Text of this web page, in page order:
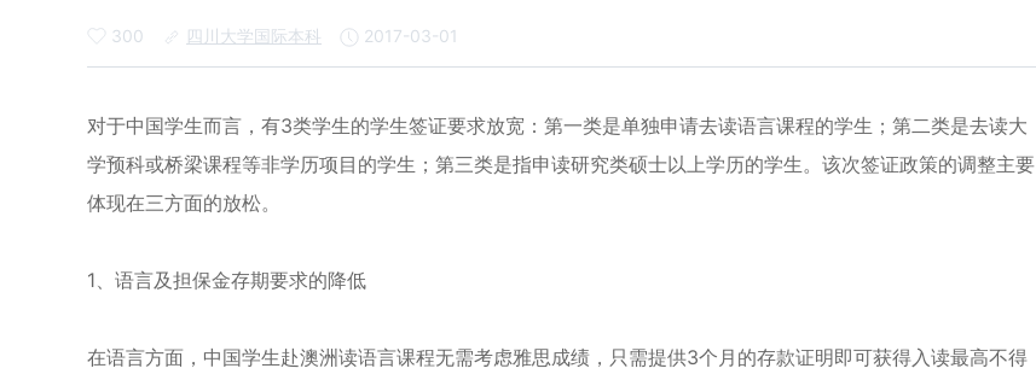
300 四川大学国际本科 2017-03-01
对于中国学生而言，有3类学生的学生签证要求放宽：第一类是单独申请去读语言课程的学生；第二类是去读大
学预科或桥梁课程等非学历项目的学生；第三类是指申读研究类硕士以上学历的学生。该次签证政策的调整主要
体现在三方面的放松。
1、语言及担保金存期要求的降低
在语言方面，中国学生赴澳洲读语言课程无需考虑雅思成绩，只需提供3个月的存款证明即可获得入读最高不得